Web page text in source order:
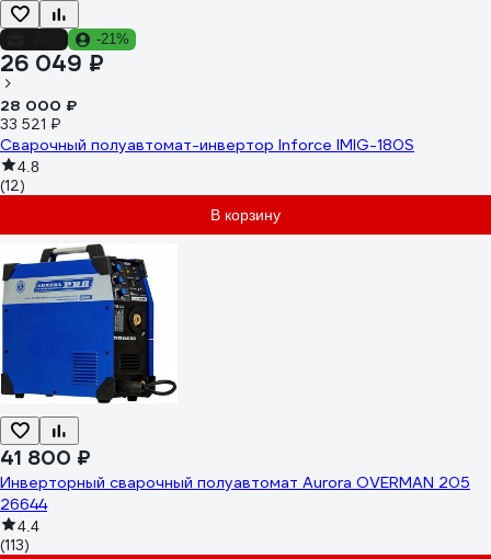
-21%
26 049 ₽
28 000 ₽
33 521 ₽
Сварочный полуавтомат-инвертор Inforce IMIG-180S
4.8
(12)
В корзину
41 800 ₽
Инверторный сварочный полуавтомат Aurora OVERMAN 205
26644
4.4
(113)